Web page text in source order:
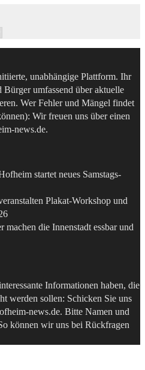
unabhängige Plattform. Ihr
umfassend über aktuelle
Wer Fehler und Mängel findet
Wir freuen uns über einen
news.de.
startet neues Samstags-
Plakat-Workshop und
die Innenstadt essbar und
Informationen haben, die
werden sollen: Schicken Sie uns
news.de. Bitte Namen und
können wir uns bei Rückfragen